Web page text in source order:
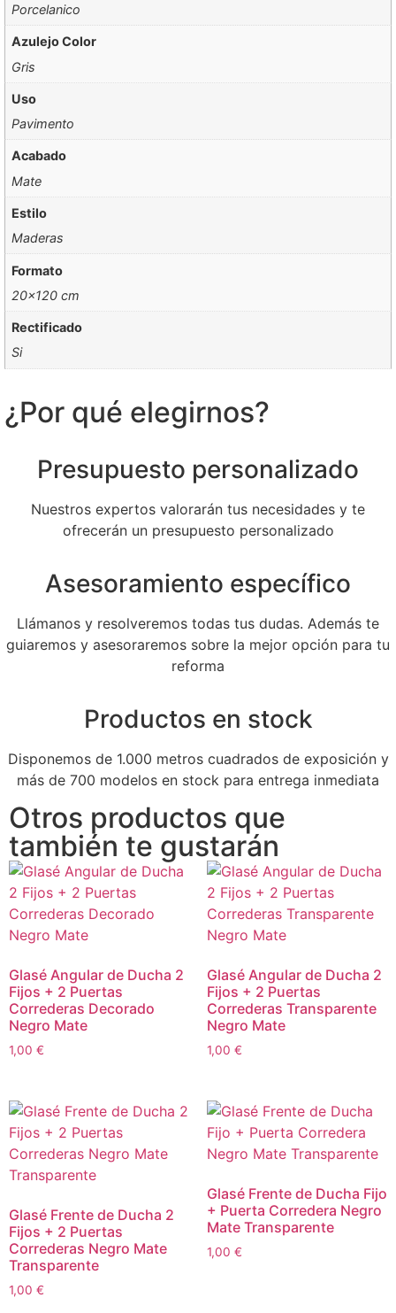
Porcelanico
Azulejo Color
Gris
Uso
Pavimento
Acabado
Mate
Estilo
Maderas
Formato
20×120 cm
Rectificado
Si
¿Por qué elegirnos?
Presupuesto personalizado
Nuestros expertos valorarán tus necesidades y te
ofrecerán un presupuesto personalizado
Asesoramiento específico
Llámanos y resolveremos todas tus dudas. Además te
guiaremos y asesoraremos sobre la mejor opción para tu
reforma
Productos en stock
Disponemos de 1.000 metros cuadrados de exposición y
más de 700 modelos en stock para entrega inmediata
Otros productos que
también te gustarán
Glasé Angular de Ducha 2
Fijos + 2 Puertas
Correderas Decorado
Negro Mate
1,00 €
Glasé Angular de Ducha 2
Fijos + 2 Puertas
Correderas Transparente
Negro Mate
1,00 €
Glasé Frente de Ducha 2
Fijos + 2 Puertas
Correderas Negro Mate
Transparente
1,00 €
Glasé Frente de Ducha Fijo
+ Puerta Corredera Negro
Mate Transparente
1,00 €